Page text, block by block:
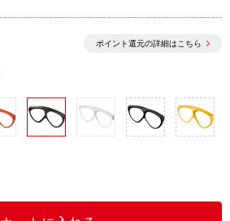
ポイント還元の詳細はこちら